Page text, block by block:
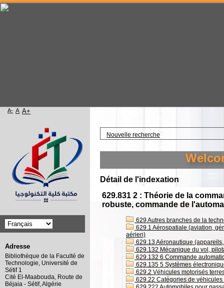
Nouvelle recherche
Welcome
Détail de l'indexation
629.831 2 : Théorie de la
robuste, commande de
629 Autres branches de la
629.1 Aérospatiale (aviation,
aérien)
629.13 Aéronautique
629.132 Mécanique du vol,
629.132 6 Commande
629.135 5 Systèmes
629.2 Véhicules motorisés
629.22 Catégories de
Accueil
A- A A+
Adresse
Bibliothèque de la Faculté de
Technologie, Université de
Sétif 1
Cité El-Maabouda, Route de
Béjaia - Sétif, Algérie